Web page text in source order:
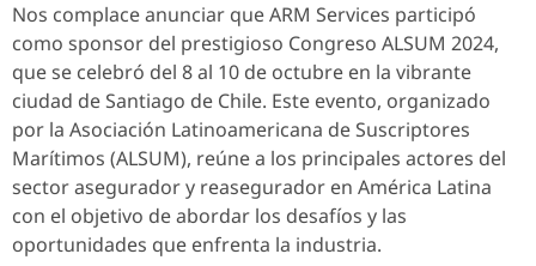
Nos complace anunciar que ARM Services participó
como sponsor del prestigioso Congreso ALSUM 2024,
que se celebró del 8 al 10 de octubre en la vibrante
ciudad de Santiago de Chile. Este evento, organizado
por la Asociación Latinoamericana de Suscriptores
Marítimos (ALSUM), reúne a los principales actores del
sector asegurador y reasegurador en América Latina
con el objetivo de abordar los desafíos y las
oportunidades que enfrenta la industria.